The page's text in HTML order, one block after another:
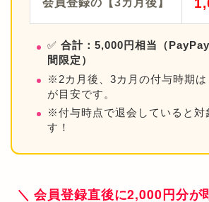
会員登録の【3カ月後】
✅ 合計：5,000円相当（
間限定）
※2カ月後、3カ月の付与時期は
が目安です。
※付与時点で退会していると対
す！
＼ 会員登録直後に2,000円分が